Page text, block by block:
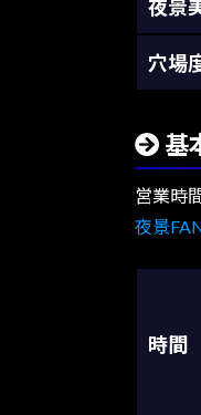
夜景
穴場
基
営業時
夜景
時間